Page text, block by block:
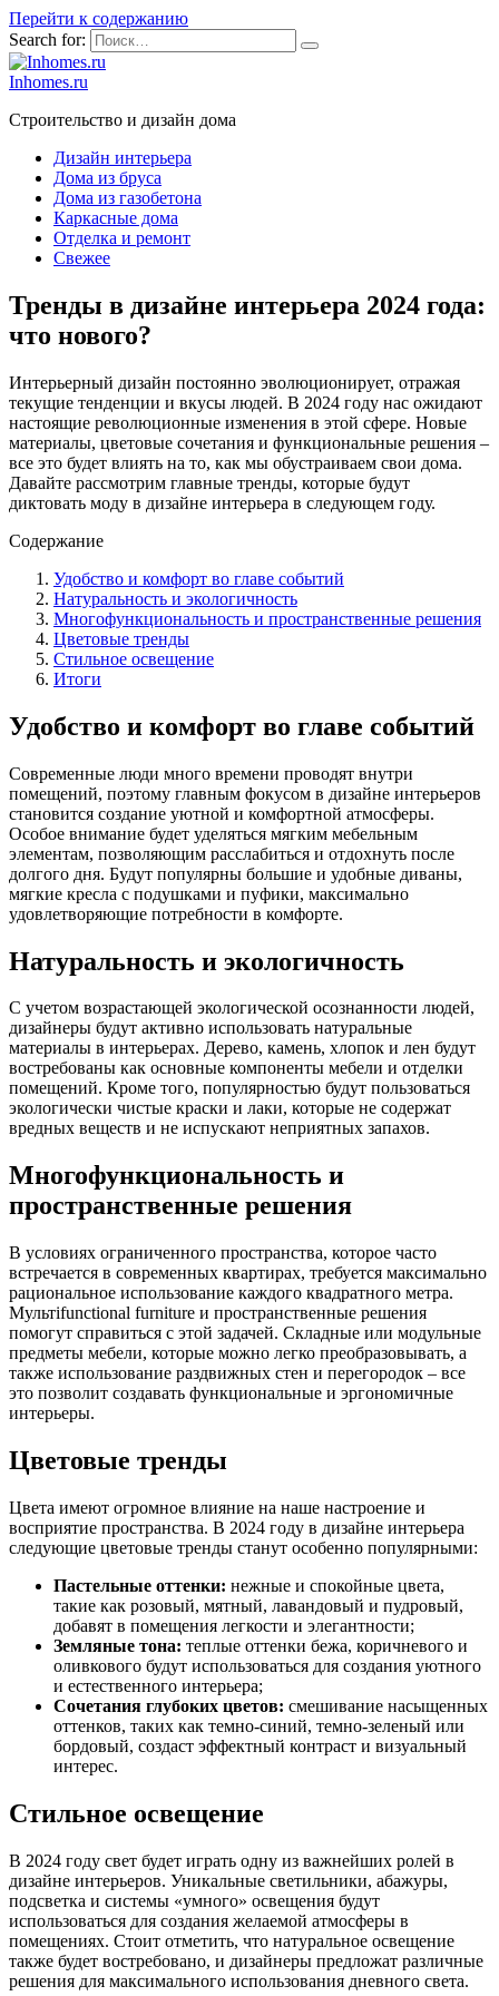
Перейти к содержанию
Search for:
Inhomes.ru
Строительство и дизайн дома
Дизайн интерьера
Дома из бруса
Дома из газобетона
Каркасные дома
Отделка и ремонт
Свежее
Тренды в дизайне интерьера 2024 года:
что нового?
Интерьерный дизайн постоянно эволюционирует, отражая
текущие тенденции и вкусы людей. В 2024 году нас ожидают
настоящие революционные изменения в этой сфере. Новые
материалы, цветовые сочетания и функциональные решения –
все это будет влиять на то, как мы обустраиваем свои дома.
Давайте рассмотрим главные тренды, которые будут
диктовать моду в дизайне интерьера в следующем году.
Содержание
Удобство и комфорт во главе событий
Натуральность и экологичность
Многофункциональность и пространственные решения
Цветовые тренды
Стильное освещение
Итоги
Удобство и комфорт во главе событий
Современные люди много времени проводят внутри
помещений, поэтому главным фокусом в дизайне интерьеров
становится создание уютной и комфортной атмосферы.
Особое внимание будет уделяться мягким мебельным
элементам, позволяющим расслабиться и отдохнуть после
долгого дня. Будут популярны большие и удобные диваны,
мягкие кресла с подушками и пуфики, максимально
удовлетворяющие потребности в комфорте.
Натуральность и экологичность
С учетом возрастающей экологической осознанности людей,
дизайнеры будут активно использовать натуральные
материалы в интерьерах. Дерево, камень, хлопок и лен будут
востребованы как основные компоненты мебели и отделки
помещений. Кроме того, популярностью будут пользоваться
экологически чистые краски и лаки, которые не содержат
вредных веществ и не испускают неприятных запахов.
Многофункциональность и
пространственные решения
В условиях ограниченного пространства, которое часто
встречается в современных квартирах, требуется максимально
рациональное использование каждого квадратного метра.
Мультifunctional furniture и пространственные решения
помогут справиться с этой задачей. Складные или модульные
предметы мебели, которые можно легко преобразовывать, а
также использование раздвижных стен и перегородок – все
это позволит создавать функциональные и эргономичные
интерьеры.
Цветовые тренды
Цвета имеют огромное влияние на наше настроение и
восприятие пространства. В 2024 году в дизайне интерьера
следующие цветовые тренды станут особенно популярными:
Пастельные оттенки: нежные и спокойные цвета,
такие как розовый, мятный, лавандовый и пудровый,
добавят в помещения легкости и элегантности;
Земляные тона: теплые оттенки бежа, коричневого и
оливкового будут использоваться для создания уютного
и естественного интерьера;
Сочетания глубоких цветов: смешивание насыщенных
оттенков, таких как темно-синий, темно-зеленый или
бордовый, создаст эффектный контраст и визуальный
интерес.
Стильное освещение
В 2024 году свет будет играть одну из важнейших ролей в
дизайне интерьеров. Уникальные светильники, абажуры,
подсветка и системы «умного» освещения будут
использоваться для создания желаемой атмосферы в
помещениях. Стоит отметить, что натуральное освещение
также будет востребовано, и дизайнеры предложат различные
решения для максимального использования дневного света.